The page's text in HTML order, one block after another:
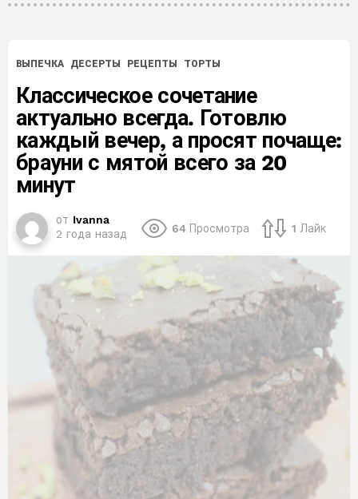
ВЫПЕЧКА ДЕСЕРТЫ РЕЦЕПТЫ ТОРТЫ
Классическое сочетание
актуально всегда. Готовлю
каждый вечер, а просят почаще:
брауни с мятой всего за 20
минут
от Ivanna
2 года назад
64 Просмотра 1 Лайк